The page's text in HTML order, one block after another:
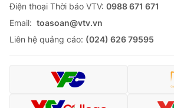
Ðiện thoại Thời báo VTV: 0988 671 671
Email: toasoan@vtv.vn
Liên hệ quảng cáo: (024) 626 79595